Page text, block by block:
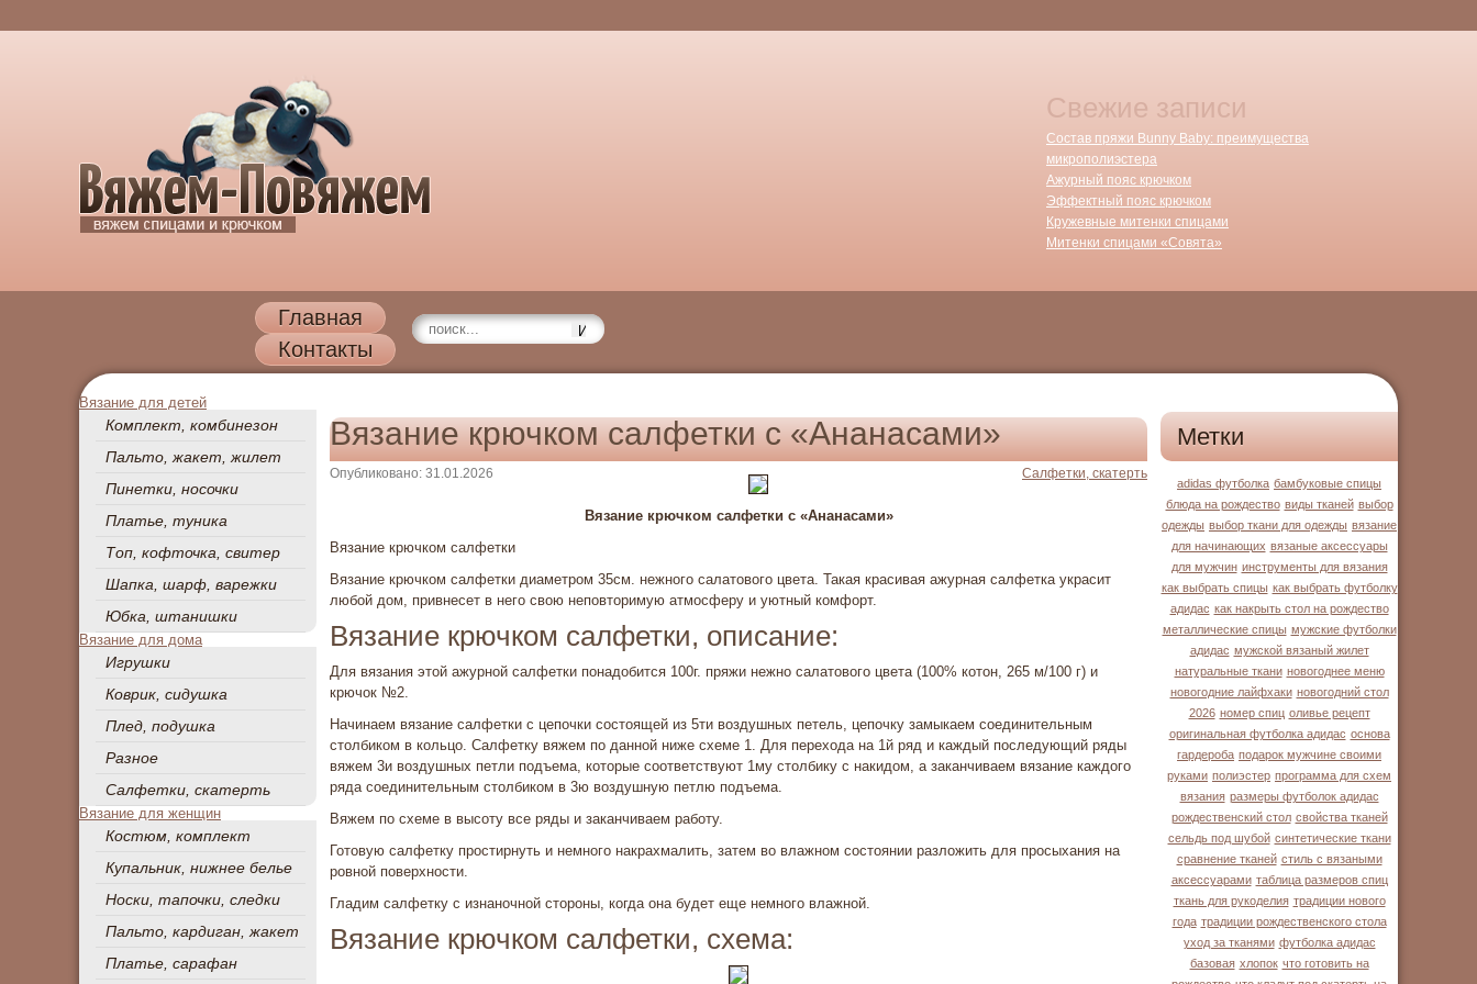
Свежие записи
Состав пряжи Bunny Baby: преимущества
микрополиэстера
Ажурный пояс крючком
Эффектный пояс крючком
Кружевные митенки спицами
Митенки спицами «Совята»
Главная
Контакты
Вязание для детей
Комплект, комбинезон
Пальто, жакет, жилет
Пинетки, носочки
Платье, туника
Топ, кофточка, свитер
Шапка, шарф, варежки
Юбка, штанишки
Вязание для дома
Игрушки
Коврик, сидушка
Плед, подушка
Разное
Салфетки, скатерть
Вязание для женщин
Костюм, комплект
Купальник, нижнее белье
Носки, тапочки, следки
Пальто, кардиган, жакет
Платье, сарафан
Вязание крючком салфетки с «Ананасами»
Опубликовано: 31.01.2026 Салфетки, скатерть
Вязание крючком салфетки с «Ананасами»
Вязание крючком салфетки
Вязание крючком салфетки диаметром 35см. нежного салатового цвета. Такая красивая ажурная салфетка украсит
любой дом, привнесет в него свою неповторимую атмосферу и уютный комфорт.
Вязание крючком салфетки, описание:
Для вязания этой ажурной салфетки понадобится 100г. пряжи нежно салатового цвета (100% котон, 265 м/100 г) и
крючок №2.
Начинаем вязание салфетки с цепочки состоящей из 5ти воздушных петель, цепочку замыкаем соединительным
столбиком в кольцо. Салфетку вяжем по данной ниже схеме 1. Для перехода на 1й ряд и каждый последующий ряды
вяжем 3и воздушных петли подъема, которые соответствуют 1му столбику с накидом, а заканчиваем вязание каждого
ряда соединительным столбиком в 3ю воздушную петлю подъема.
Вяжем по схеме в высоту все ряды и заканчиваем работу.
Готовую салфетку простирнуть и немного накрахмалить, затем во влажном состоянии разложить для просыхания на
ровной поверхности.
Гладим салфетку с изнаночной стороны, когда она будет еще немного влажной.
Вязание крючком салфетки, схема:
Метки
adidas футболка бамбуковые спицы
блюда на рождество виды тканей выбор
одежды выбор ткани для одежды вязание
для начинающих вязаные аксессуары
для мужчин инструменты для вязания
как выбрать спицы как выбрать футболку
адидас как накрыть стол на рождество
металлические спицы мужские футболки
адидас мужской вязаный жилет
натуральные ткани новогоднее меню
новогодние лайфхаки новогодний стол
2026 номер спиц оливье рецепт
оригинальная футболка адидас основа
гардероба подарок мужчине своими
руками полиэстер программа для схем
вязания размеры футболок адидас
рождественский стол свойства тканей
сельдь под шубой синтетические ткани
сравнение тканей стиль с вязаными
аксессуарами таблица размеров спиц
ткань для рукоделия традиции нового
года традиции рождественского стола
уход за тканями футболка адидас
базовая хлопок что готовить на